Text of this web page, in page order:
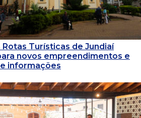
Turísticas de Jundiaí
novos empreendimentos e
informações